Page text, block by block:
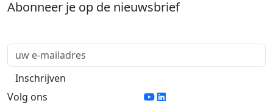
Abonneer je op de nieuwsbrief
Volg ons